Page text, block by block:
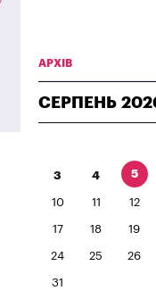
АРХІВ
СЕРПЕНЬ
3 4 5
10 11 12
17 18 19
24 25 26
31